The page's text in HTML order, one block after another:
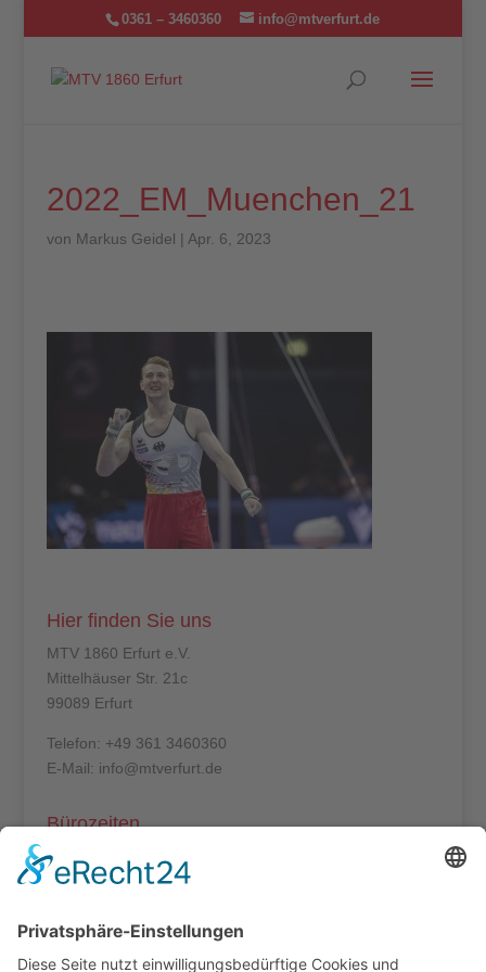
0361 – 3460360 info@mtverfurt.de
2022_EM_Muenchen_21
von Markus Geidel | Apr. 6, 2023
Hier finden Sie uns
MTV 1860 Erfurt e.V.
Mittelhäuser Str. 21c
99089 Erfurt
Telefon: +49 361 3460360
E-Mail: info@mtverfurt.de
Bürozeiten
Mo – Do: 8:00 – 14:00 Uhr